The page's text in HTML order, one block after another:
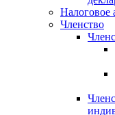
Налоговое
Членство